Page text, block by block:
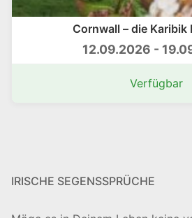
Cornwall – die Karibik
12.09.2026 -
Verfügbar
IRISCHE SEGENSSPRÜCHE